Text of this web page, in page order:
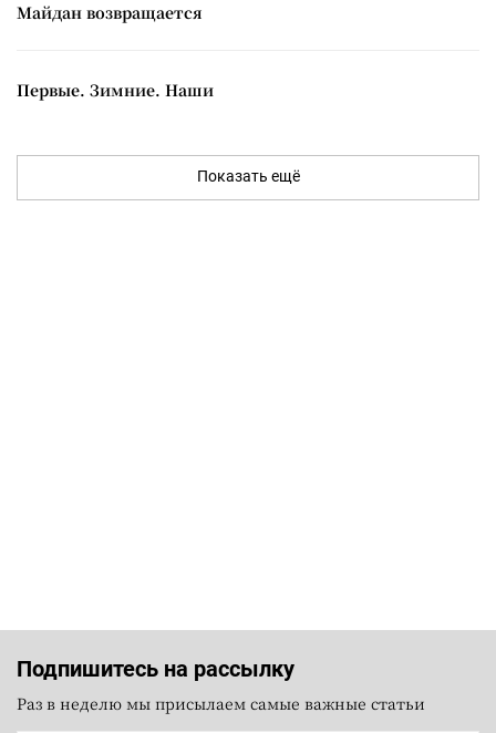
Майдан возвращается
Первые. Зимние. Наши
Показать ещё
Подпишитесь на рассылку
Раз в неделю мы присылаем самые важные статьи